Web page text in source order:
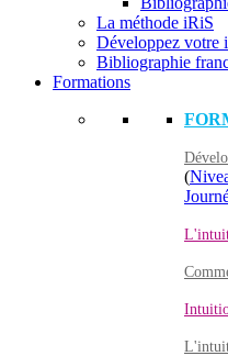
La méthode iRiS
Développez votre
Bibliographie
Formations
(